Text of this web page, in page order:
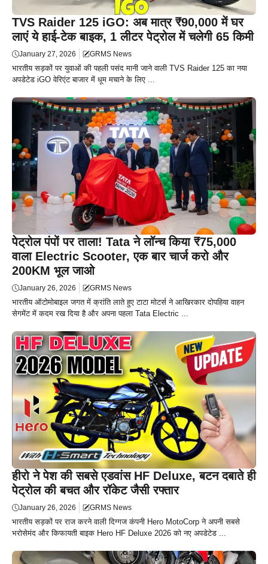
TVS Raider 125 iGO: अब मात्र ₹90,000 में घर
लाएं ये हाई-टेक बाइक, 1 लीटर पेट्रोल में चलेगी 65 किमी
January 27, 2026 GRMS News
भारतीय सड़कों पर युवाओं की पहली पसंद मानी जाने वाली TVS Raider 125 का नया
अपडेटेड iGO वेरिएंट बाजार में धूम मचाने के लिए ...
पेट्रोल पंपों पर ताला! Tata ने लॉन्च किया ₹75,000
वाला Electric Scooter, एक बार चार्ज करो और
200KM भूल जाओ
January 26, 2026 GRMS News
भारतीय ऑटोमोबाइल जगत में क्रांति लाते हुए टाटा मोटर्स ने आखिरकार दोपहिया वाहन
सेगमेंट में कदम रख दिया है और अपना पहला Tata Electric ...
हीरो ने पेश की सबसे एडवांस HF Deluxe, बटन दबाते ही
पेट्रोल की बचत और रॉकेट जैसी रफ्तार
January 26, 2026 GRMS News
भारतीय सड़कों पर राज करने वाली दिग्गज कंपनी Hero MotoCorp ने अपनी सबसे
भरोसेमंद और किफायती बाइक Hero HF Deluxe 2026 को नए अपडेटेड ...